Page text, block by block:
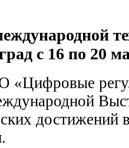
с 16 по 20
«Цифровые
достижений